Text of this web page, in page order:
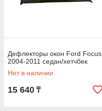
Дефлекторы окон Ford Focus
2004-2011 седан/хетчбек
Нет в наличии
15 640 ₸